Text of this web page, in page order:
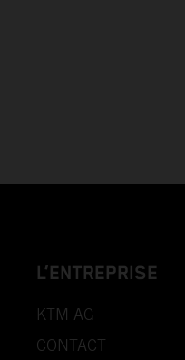
L’ENTREPRISE
KTM AG
CONTACT